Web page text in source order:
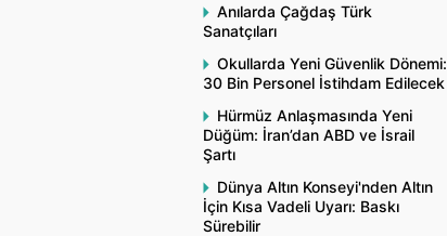
Anılarda Çağdaş Türk
Sanatçıları
Okullarda Yeni Güvenlik Dönemi:
30 Bin Personel İstihdam Edilecek
Hürmüz Anlaşmasında Yeni
Düğüm: İran’dan ABD ve İsrail
Şartı
Dünya Altın Konseyi'nden Altın
İçin Kısa Vadeli Uyarı: Baskı
Sürebilir